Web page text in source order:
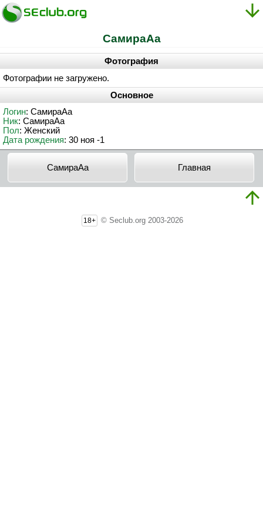
CaмиpaAa
Фотография
Фотографии не загружено.
Основное
Логин: CaмиpaAa
Ник: CaмиpaAa
Пол: Женский
Дата рождения: 30 ноя -1
CaмиpaAa Главная
18+ © Seclub.org 2003-2026